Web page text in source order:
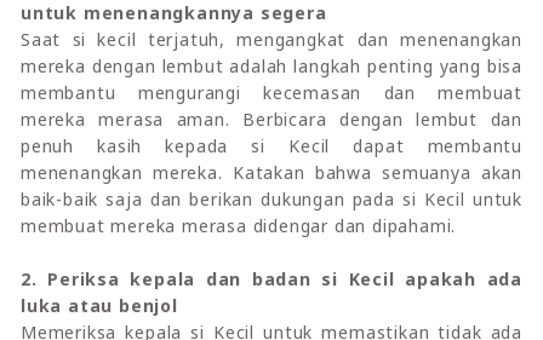
untuk menenangkannya segera
Saat si kecil terjatuh, mengangkat dan menenangkan
mereka dengan lembut adalah langkah penting yang bisa
membantu mengurangi kecemasan dan membuat
mereka merasa aman. Berbicara dengan lembut dan
penuh kasih kepada si Kecil dapat membantu
menenangkan mereka. Katakan bahwa semuanya akan
baik-baik saja dan berikan dukungan pada si Kecil untuk
membuat mereka merasa didengar dan dipahami.
2. Periksa kepala dan badan si Kecil apakah ada
luka atau benjol
Memeriksa kepala si Kecil untuk memastikan tidak ada